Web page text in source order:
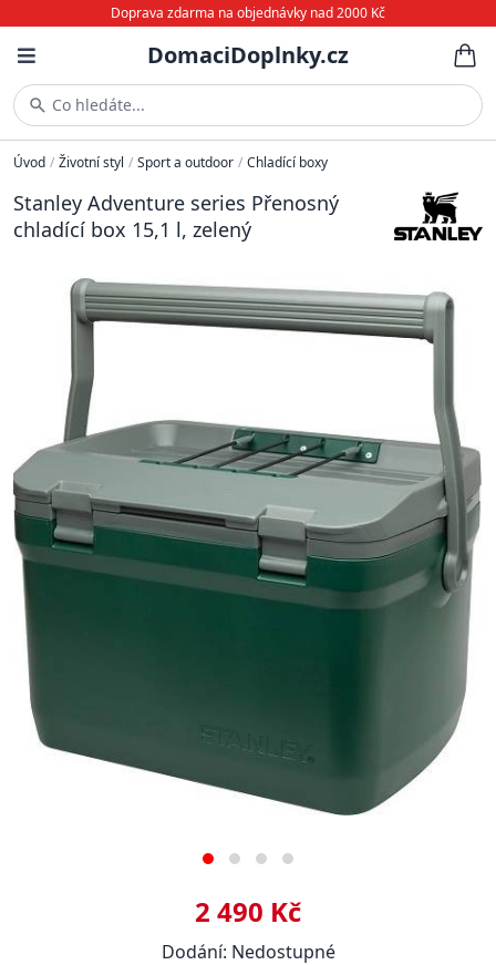
Doprava zdarma na objednávky nad 2000 Kč
DomaciDoplnky.cz
Co hledáte...
Úvod / Životní styl / Sport a outdoor / Chladící boxy
Stanley Adventure series Přenosný
chladící box 15,1 l, zelený
2 490 Kč
Dodání: Nedostupné